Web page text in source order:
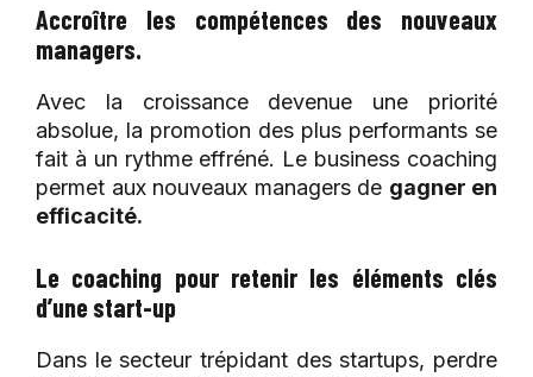
Accroître les compétences des nouveaux
managers.
Avec la croissance devenue une priorité
absolue, la promotion des plus performants se
fait à un rythme effréné. Le business coaching
permet aux nouveaux managers de gagner en
efficacité.
Le coaching pour retenir les éléments clés
d’une start-up
Dans le secteur trépidant des startups, perdre